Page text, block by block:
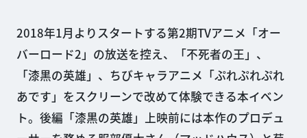
2018年1月よりスタートする第2期TVアニメ「オー
バーロード2」の放送を控え、「不死者の王」、
「漆黒の英雄」、ちびキャラアニメ「ぷれぷれぷれ
あです」をスクリーンで改めて体験できる本イベン
ト。後編「漆黒の英雄」上映前には本作のプロデュ